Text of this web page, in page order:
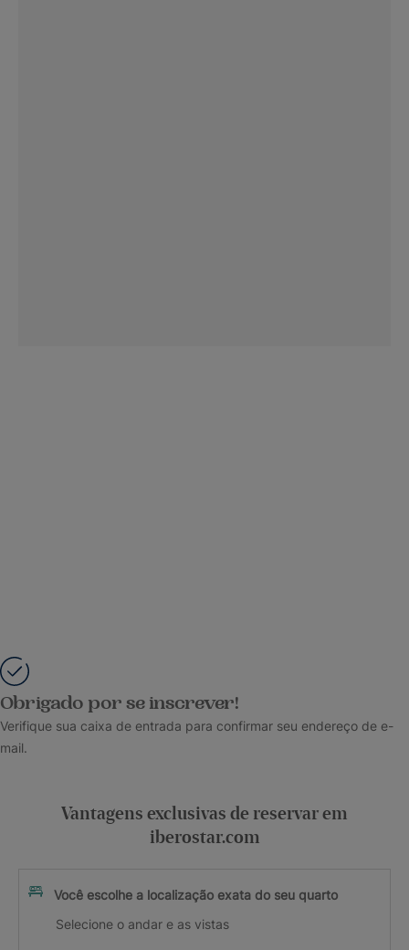
Obrigado por se inscrever!
Verifique sua caixa de entrada para confirmar seu endereço de e-
mail.
Vantagens exclusivas de reservar em
iberostar.com
Você escolhe a localização exata do seu quarto
Selecione o andar e as vistas